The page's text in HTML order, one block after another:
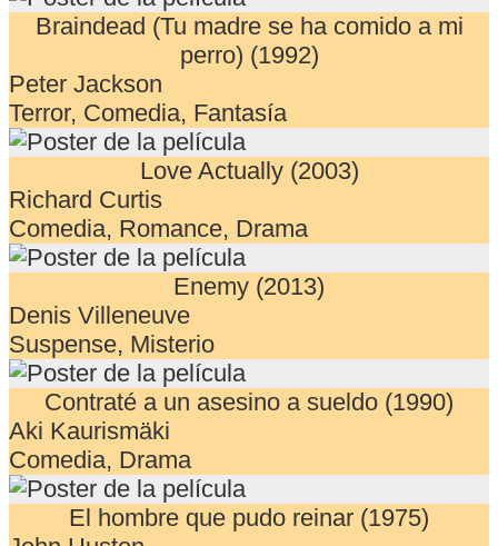
Braindead (Tu madre se ha comido a mi
perro) (1992)
Peter Jackson
Terror, Comedia, Fantasía
Love Actually (2003)
Richard Curtis
Comedia, Romance, Drama
Enemy (2013)
Denis Villeneuve
Suspense, Misterio
Contraté a un asesino a sueldo (1990)
Aki Kaurismäki
Comedia, Drama
El hombre que pudo reinar (1975)